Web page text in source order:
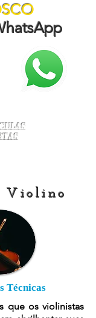
Violino
Técnicas
que os violinistas